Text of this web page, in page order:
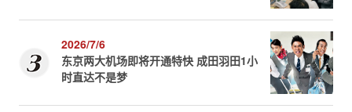
2026/7/6
东京两大机场即将开通特快 成田羽田1小
时直达不是梦